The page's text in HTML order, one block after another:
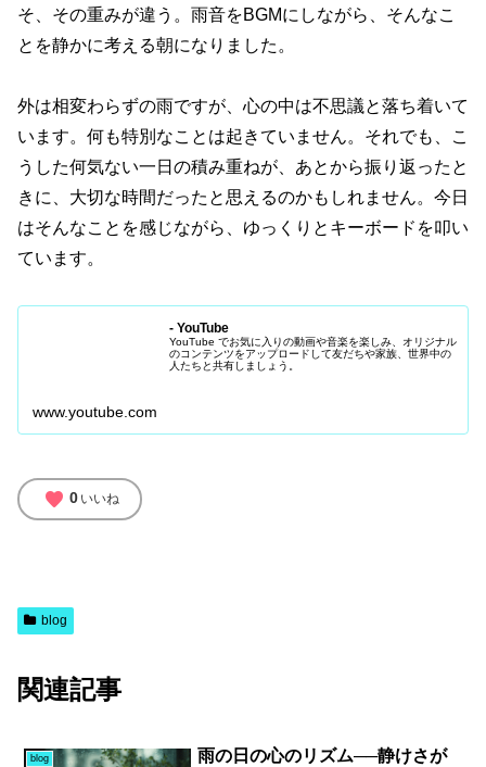
そ、その重みが違う。雨音をBGMにしながら、そんなこ
とを静かに考える朝になりました。
外は相変わらずの雨ですが、心の中は不思議と落ち着いて
います。何も特別なことは起きていません。それでも、こ
うした何気ない一日の積み重ねが、あとから振り返ったと
きに、大切な時間だったと思えるのかもしれません。今日
はそんなことを感じながら、ゆっくりとキーボードを叩い
ています。
- YouTube
YouTube でお気に入りの動画や音楽を楽しみ、オリジナル
のコンテンツをアップロードして友だちや家族、世界中の
人たちと共有しましょう。
www.youtube.com
favorite 0 いいね
blog
関連記事
blog
雨の日の心のリズム──静けさが